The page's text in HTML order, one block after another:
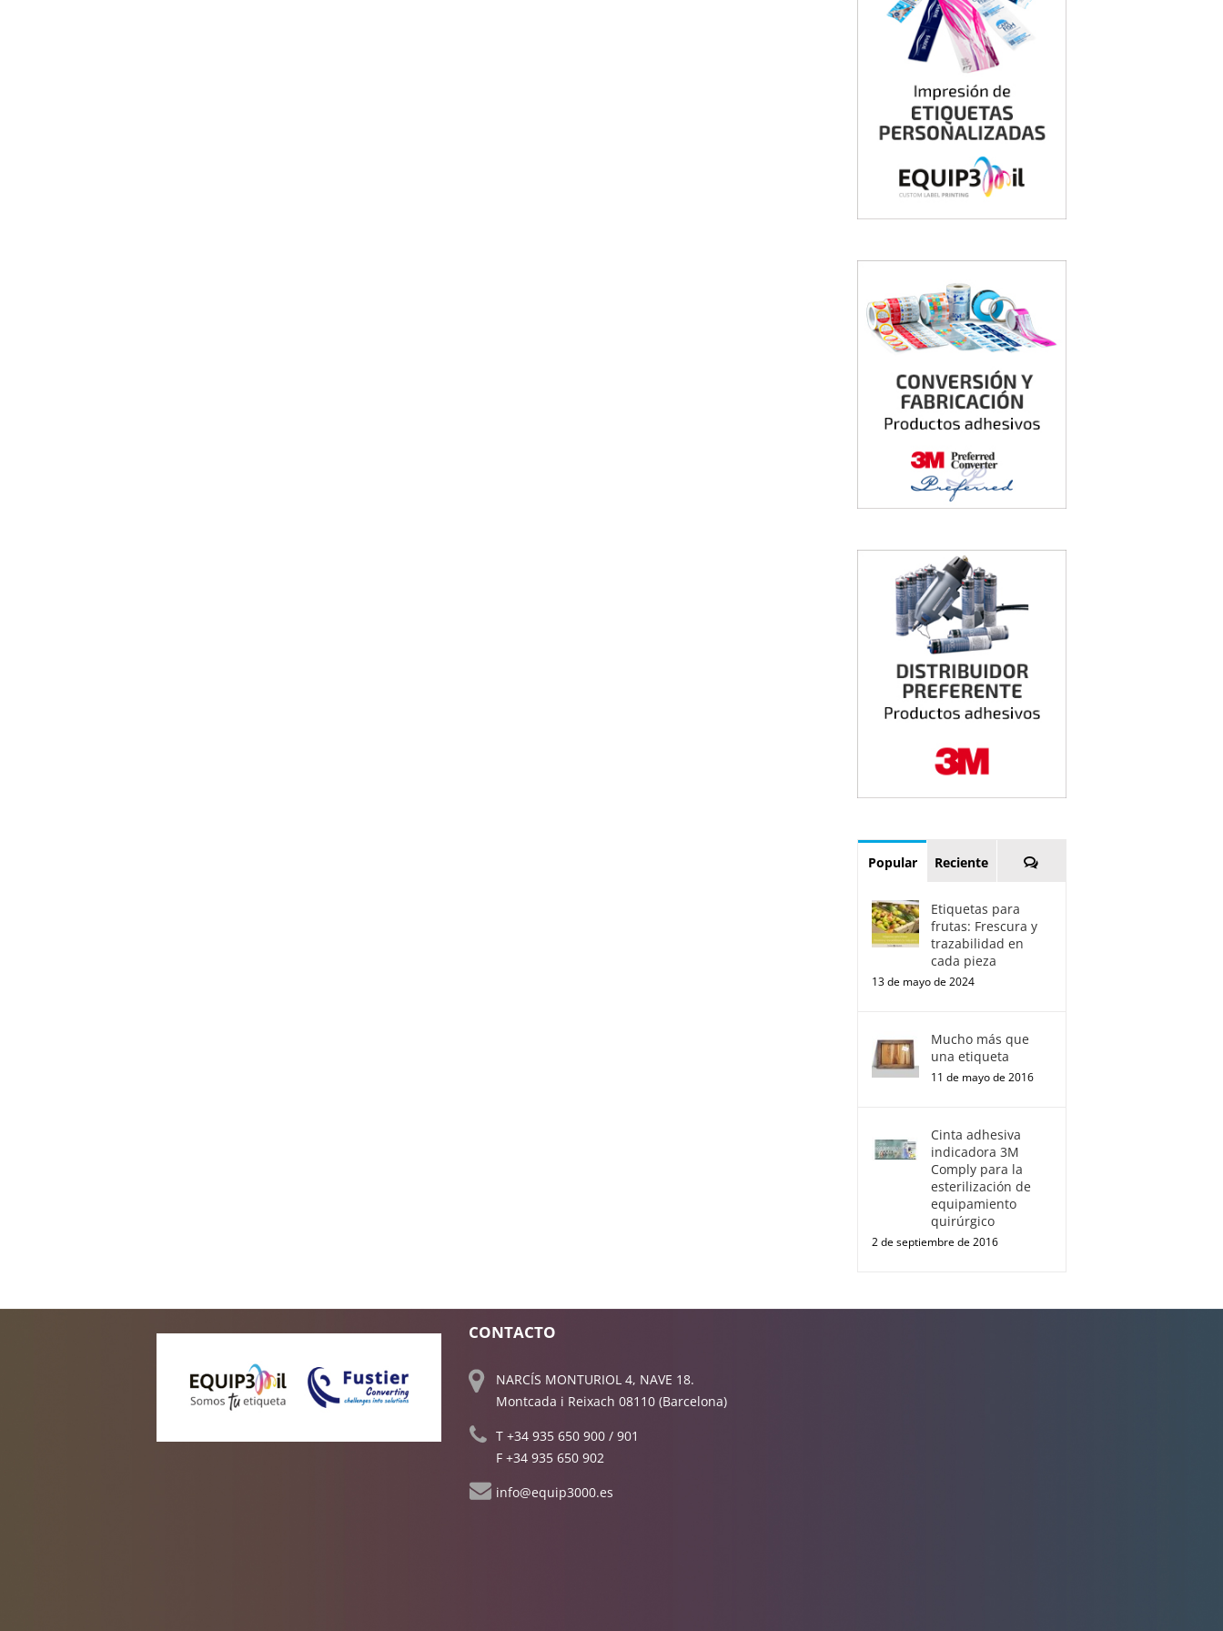
Popular Reciente Comentarios
Etiquetas para
frutas: Frescura y
trazabilidad en
cada pieza
13 de mayo de 2024
Mucho más que
una etiqueta
11 de mayo de 2016
Cinta adhesiva
indicadora 3M
Comply para la
esterilización de
equipamiento
quirúrgico
2 de septiembre de 2016
CONTACTO
NARCÍS MONTURIOL 4, NAVE 18.
Montcada i Reixach 08110 (Barcelona)
T+34 935 650 900 /901
F +34 935 650 902
info@equip3000.es